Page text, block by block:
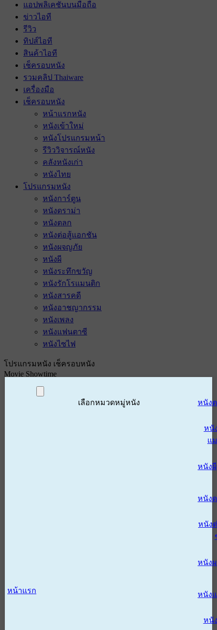
แอปพลิเคชันบนมือถือ
ข่าวไอที
รีวิว
ทิปส์ไอที
สินค้าไอที
เช็ครอบหนัง
รวมคลิป Thaiware
เครื่องมือ
เช็ครอบหนัง
หน้าแรกหนัง
หนังเข้าใหม่
หนังโปรแกรมหน้า
รีวิววิจารณ์หนัง
คลังหนังเก่า
หนังไทย
โปรแกรมหนัง
หนังการ์ตูน
หนังดราม่า
หนังตลก
หนังต่อสู้แอกชัน
หนังผจญภัย
หนังผี
หนังระทึกขวัญ
หนังรักโรแมนติก
หนังสารคดี
หนังอาชญากรรม
หนังเพลง
หนังแฟนตาซี
หนังไซไฟ
โปรแกรมหนัง เช็ครอบหนัง
Movie Showtime
หน้าแรก
เลือกหมวดหมู่หนัง หนัง
หนั
แ
หนังผี
หนัง
หนัง
หนัง
หนัง
หนั